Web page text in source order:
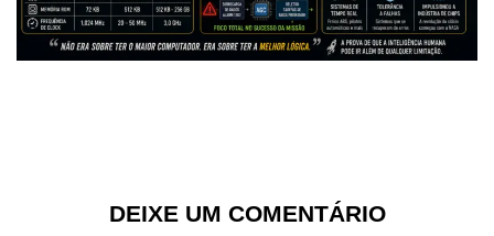
DEIXE UM COMENTÁRIO